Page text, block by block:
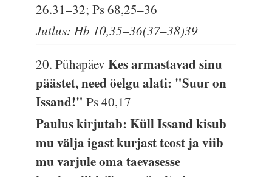
26.31–32; Ps 68,25–36
Jutlus: Hb 10,35–36(37–38)39
20. PühapäevKes armastavad sinu
päästet, need öelgu alati: "Suur on
Issand!"Ps 40,17
Paulus kirjutab: Küll Issand kisub
mu välja igast kurjast teost ja viib
mu varjule oma taevasesse